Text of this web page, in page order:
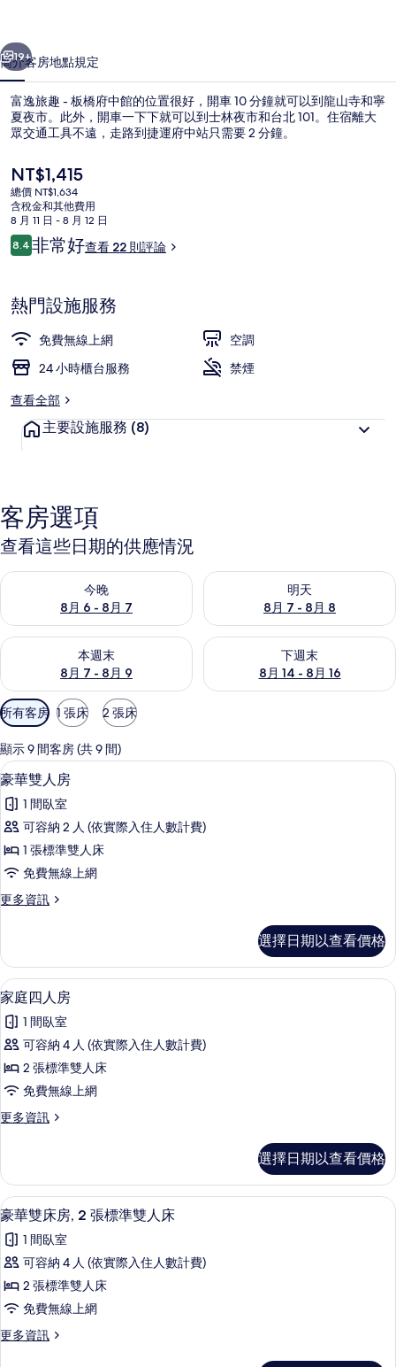
府
中
館
的
相
片
集
個 下一個
19+
簡介客房地點規定
富逸旅趣 - 板橋府中館的位置很好，開車 10 分鐘就可以到龍山寺和寧
夏夜市。此外，開車一下下就可以到士林夜市和台北 101。住宿離大
眾交通工具不遠，走路到捷運府中站只需要 2 分鐘。
目
前
的
價
格
是
NT$1,415
總價 NT$1,634
含稅金和其他費用
8 月 11 日 - 8 月 12 日
評
論
8.48.4 分，滿分 10 分，
非常好查看 22 則評論
熱門設施服務
免費無線上網
空調
24 小時櫃台服務
禁煙
查看全部
主要設施服務 (8)
客房選項
查看這些日期的供應情況
今晚
8月 6 - 8月 7
查看今晚 (8月 6 - 8月 7) 的供應情況
明天
8月 7 - 8月 8
查看明天 (8月 7 - 8月 8) 的供
本週末
8月 7 - 8月 9
查看本週末 (8月 7 - 8月 9) 的供應情況
下週末
8月 14 - 8月 16
查看下週末 (8月 14 - 8月 16)
可
用
的
客
房
篩
選
條
所有客房 1 張床 2 張床
顯示 9 間客房 (共 9 間)
顯
示
豪
華
雙
房
所
有
相
片
5
豪華雙人房
1 間臥室
可容納 2 人 (依實際入住人數計費)
1 張標準雙人床
免費無線上網
更多資訊
更
雙
人
房
的
詳
情
選擇日期以查看價格
顯
示
家
庭
四
房
所
有
相
片
3
家庭四人房
1 間臥室
可容納 4 人 (依實際入住人數計費)
2 張標準雙人床
免費無線上網
更多資訊
更
四
人
房
詳
情
選擇日期以查看價格
顯
示
豪
華
雙
房,
豪華雙床房, 2 張標準雙人床 | 免費無
3
豪華雙床房, 2 張標準雙人床
1 間臥室
可容納 4 人 (依實際入住人數計費)
2 張標準雙人床
免費無線上網
更多資訊
更